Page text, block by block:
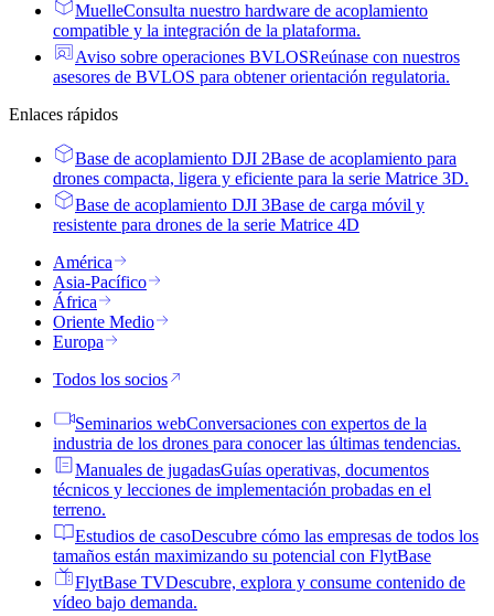
MuelleConsulta nuestro hardware de acoplamiento
compatible y la integración de la plataforma.
Aviso sobre operaciones BVLOSReúnase con nuestros
asesores de BVLOS para obtener orientación regulatoria.
Enlaces rápidos
Base de acoplamiento DJI 2Base de acoplamiento para
drones compacta, ligera y eficiente para la serie Matrice 3D.
Base de acoplamiento DJI 3Base de carga móvil y
resistente para drones de la serie Matrice 4D
América
Asia-Pacífico
África
Oriente Medio
Europa
Todos los socios
Seminarios webConversaciones con expertos de la
industria de los drones para conocer las últimas tendencias.
Manuales de jugadasGuías operativas, documentos
técnicos y lecciones de implementación probadas en el
terreno.
Estudios de casoDescubre cómo las empresas de todos los
tamaños están maximizando su potencial con FlytBase
FlytBase TVDescubre, explora y consume contenido de
vídeo bajo demanda.